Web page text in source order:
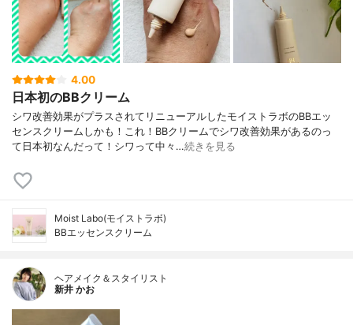
4.00
日本初のBBクリーム
シワ改善効果がプラスされてリニューアルしたモイストラボのBBエッ
センスクリームしかも！これ！BBクリームでシワ改善効果があるのっ
て日本初なんだって！シワって中々…続きを見る
Moist Labo(モイストラボ)
BBエッセンスクリーム
ヘアメイク＆スタイリスト
新井 かお